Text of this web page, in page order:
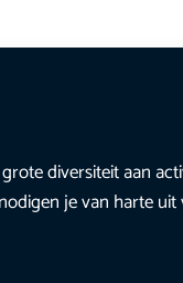
diversiteit aan
je van harte